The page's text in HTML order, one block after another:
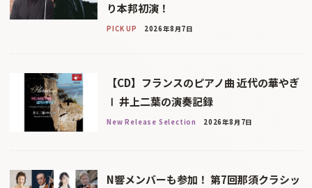
り本邦初演！
PICK UP 2026年8月7日
【CD】フランスのピアノ曲 近代の華やぎ
Ⅰ 井上二葉の演奏記録
New Release Selection 2026年8月7日
N響メンバーも参加！ 第7回那須クラシッ